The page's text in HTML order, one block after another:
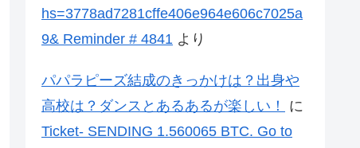
hs=3778ad7281cffe406e964e606c7025a
9& Reminder # 4841 より
パパラピーズ結成のきっかけは？出身や
高校は？ダンスとあるあるが楽しい！
に
Ticket- SENDING 1.560065 BTC. Go to